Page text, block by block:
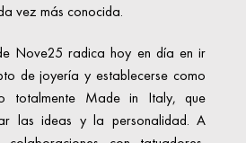
vez más conocida.
Nove25 radica hoy en día en ir
de joyería y establecerse como
totalmente Made in Italy, que
las ideas y la personalidad. A